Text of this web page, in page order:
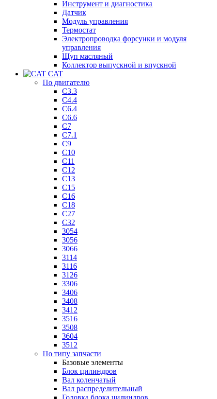
Инструмент и диагностика
Датчик
Модуль управления
Термостат
Электропроводка форсунки и модуля
управления
Щуп масляный
Коллектор выпускной и впускной
CAT
По двигателю
C3.3
C4.4
C6.4
C6.6
C7
C7.1
C9
C10
C11
C12
C13
C15
C16
C18
C27
C32
3054
3056
3066
3114
3116
3126
3306
3406
3408
3412
3516
3508
3604
3512
По типу запчасти
Базовые элементы
Блок цилиндров
Вал коленчатый
Вал распределительный
Головка блока цилиндров